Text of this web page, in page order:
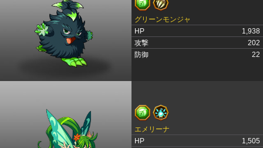
グリーンモンジャ
HP
1,938
攻撃
202
防御
22
エメリーナ
HP
1,505